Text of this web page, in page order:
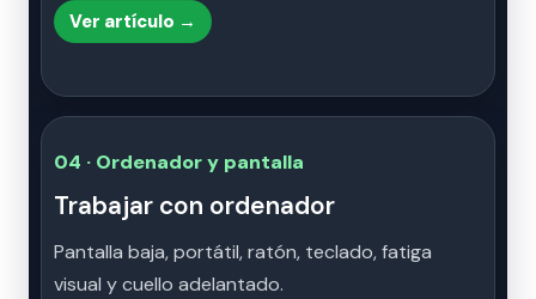
Ver artículo →
04 · Ordenador y pantalla
Trabajar con ordenador
Pantalla baja, portátil, ratón, teclado, fatiga
visual y cuello adelantado.